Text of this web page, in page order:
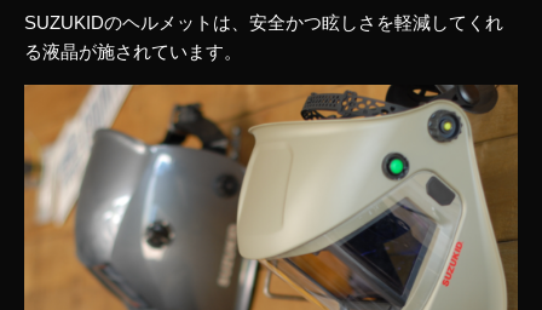
SUZUKIDのヘルメットは、安全かつ眩しさを軽減してくれ
る液晶が施されています。